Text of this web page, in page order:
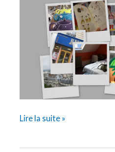
My
Lire la suite »